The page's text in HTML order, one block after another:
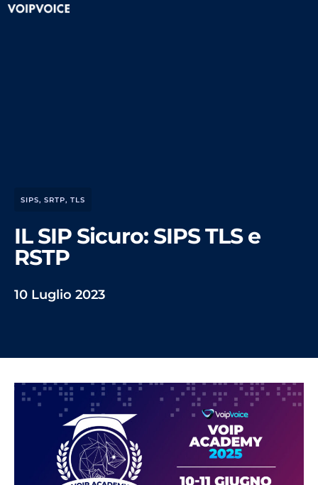
SIPS, SRTP, TLS
IL SIP Sicuro: SIPS TLS e
RSTP
10 Luglio 2023